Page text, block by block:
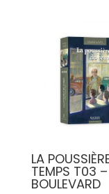
LA
TEMPS T03 –
BOULEVARD